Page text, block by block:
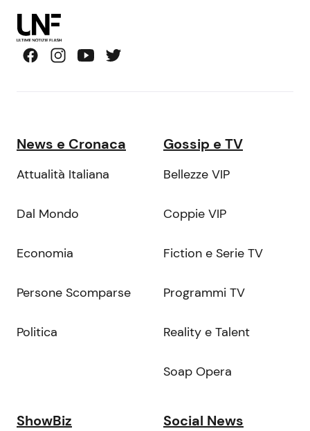
News e Cronaca
Attualità Italiana
Dal Mondo
Economia
Persone Scomparse
Politica
Gossip e TV
Bellezze VIP
Coppie VIP
Fiction e Serie TV
Programmi TV
Reality e Talent
Soap Opera
ShowBiz Social News